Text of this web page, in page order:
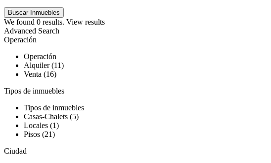
We found 0 results. View results
Advanced Search
Operación
Operación
Alquiler (11)
Venta (16)
Tipos de inmuebles
Tipos de inmuebles
Casas-Chalets (5)
Locales (1)
Pisos (21)
Ciudad